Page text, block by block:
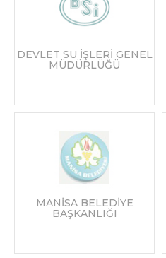
DEVLET SU İŞLERİ GENEL
MÜDÜRLÜĞÜ
MANİSA BELEDİYE
BAŞKANLIĞI